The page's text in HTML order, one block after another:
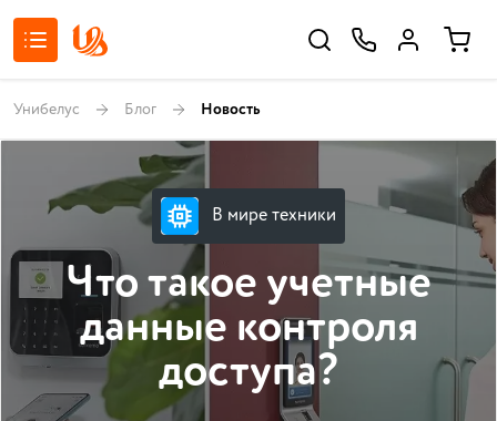
Унибелус Блог Новость
В мире техники
Что такое учетные
данные контроля
доступа?